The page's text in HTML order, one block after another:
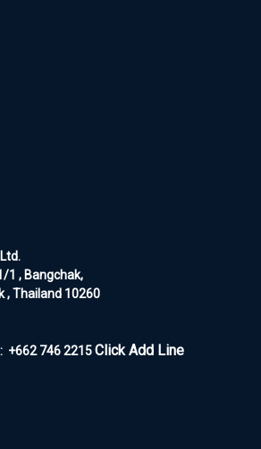
1 , Bangchak,
, Thailand 10260
+662 746 2215Click Add Line